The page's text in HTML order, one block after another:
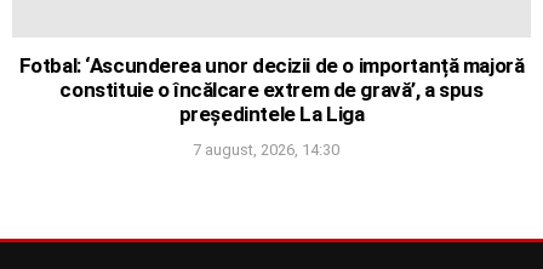
Fotbal: ‘Ascunderea unor decizii de o importanță majoră
constituie o încălcare extrem de gravă’, a spus
președintele La Liga
7 august, 2026, 14:30